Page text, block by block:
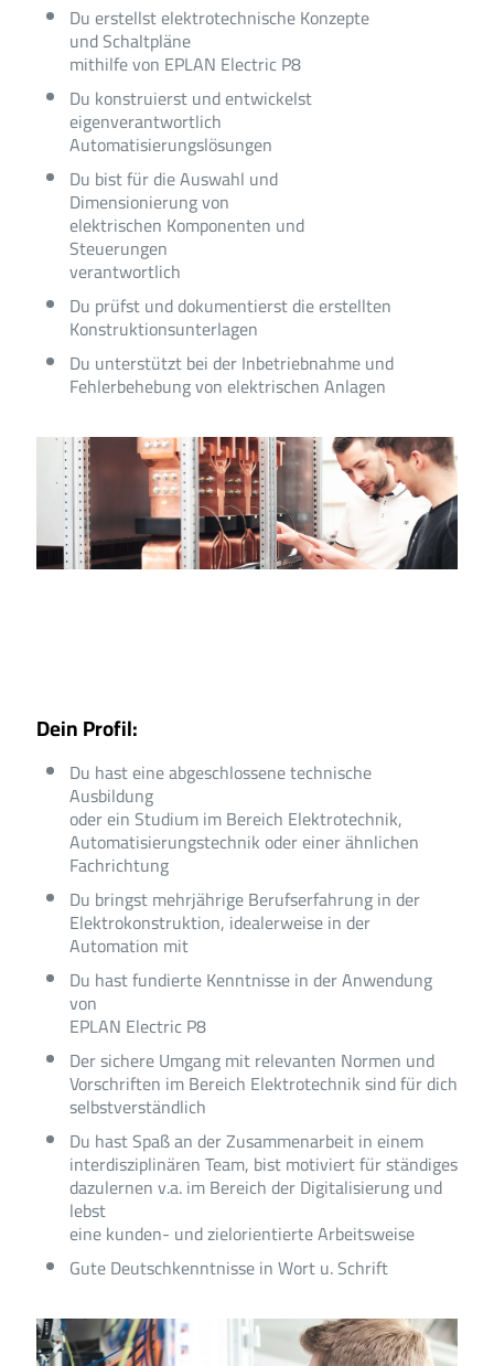
Du erstellst elektrotechnische Konzepte
und Schaltpläne
mithilfe von EPLAN Electric P8
Du konstruierst und entwickelst
eigenverantwortlich
Automatisierungslösungen
Du bist für die Auswahl und
Dimensionierung von
elektrischen Komponenten und
Steuerungen
verantwortlich
Du prüfst und dokumentierst die erstellten
Konstruktionsunterlagen
Du unterstützt bei der Inbetriebnahme und
Fehlerbehebung von elektrischen Anlagen
Dein Profil:
Du hast eine abgeschlossene technische
Ausbildung
oder ein Studium im Bereich Elektrotechnik,
Automatisierungstechnik oder einer ähnlichen
Fachrichtung
Du bringst mehrjährige Berufserfahrung in der
Elektrokonstruktion, idealerweise in der
Automation mit
Du hast fundierte Kenntnisse in der Anwendung
von
EPLAN Electric P8
Der sichere Umgang mit relevanten Normen und
Vorschriften im Bereich Elektrotechnik sind für dich
selbstverständlich
Du hast Spaß an der Zusammenarbeit in einem
interdisziplinären Team, bist motiviert für ständiges
dazulernen v.a. im Bereich der Digitalisierung und
lebst
eine kunden- und zielorientierte Arbeitsweise
Gute Deutschkenntnisse in Wort u. Schrift